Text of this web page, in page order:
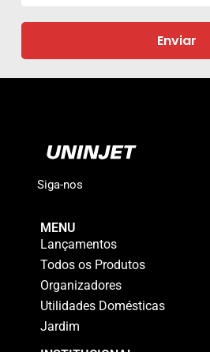
Enviar
Siga-nos
MENU
Lançamentos
Todos os Produtos
Organizadores
Utilidades Domésticas
Jardim